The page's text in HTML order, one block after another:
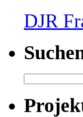
DJR
nach: